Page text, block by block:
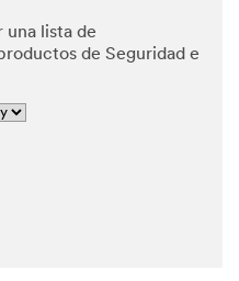
una lista de
de Seguridad e